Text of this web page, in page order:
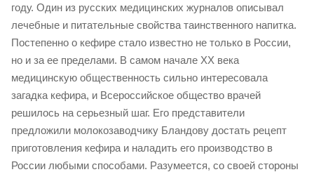
году. Один из русских медицинских журналов описывал
лечебные и питательные свойства таинственного напитка.
Постепенно о кефире стало известно не только в России,
но и за ее пределами. В самом начале XX века
медицинскую общественность сильно интересовала
загадка кефира, и Всероссийское общество врачей
решилось на серьезный шаг. Его представители
предложили молокозаводчику Бландову достать рецепт
приготовления кефира и наладить его производство в
России любыми способами. Разумеется, со своей стороны